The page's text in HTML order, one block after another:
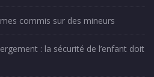
commis sur des mineurs
: la sécurité de l’enfant doit